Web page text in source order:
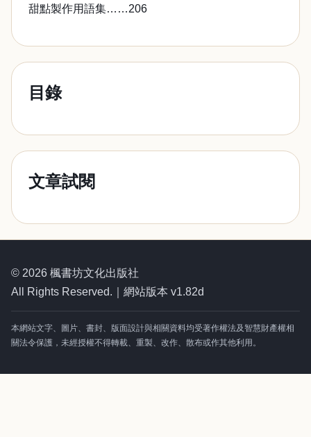
甜點製作用語集……206
目錄
文章試閱
© 2026 楓書坊文化出版社
All Rights Reserved.｜網站版本 v1.82d
本網站文字、圖片、書封、版面設計與相關資料均受著作權法及智慧財產權相
關法令保護，未經授權不得轉載、重製、改作、散布或作其他利用。